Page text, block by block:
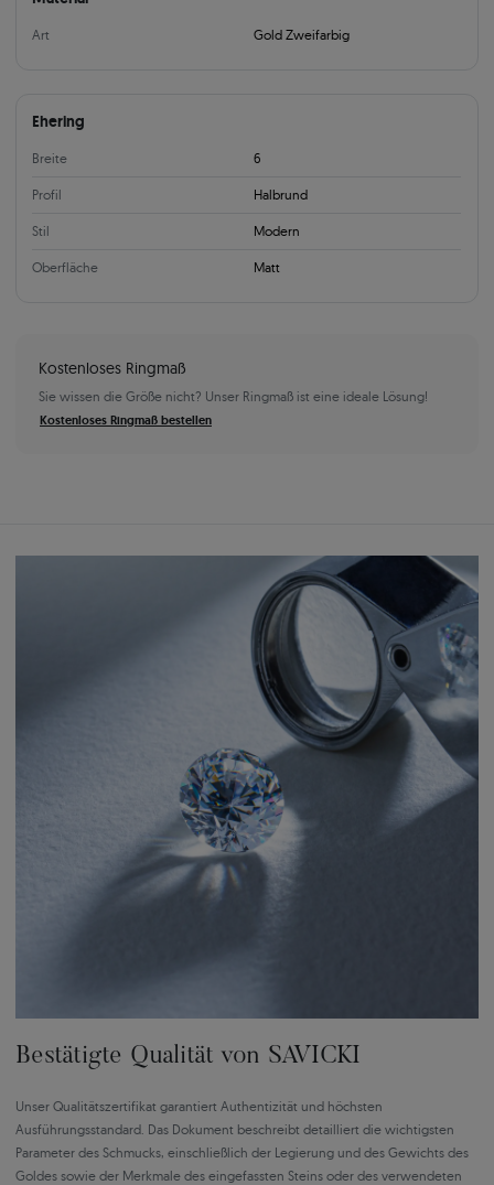
Art Gold Zweifarbig
Ehering
Breite 6
Profil Halbrund
Stil Modern
Oberfläche Matt
Kostenloses Ringmaß
Sie wissen die Größe nicht? Unser Ringmaß ist eine ideale Lösung!
Kostenloses Ringmaß bestellen
Bestätigte Qualität von SAVICKI
Unser Qualitätszertifikat garantiert Authentizität und höchsten
Ausführungsstandard. Das Dokument beschreibt detailliert die wichtigsten
Parameter des Schmucks, einschließlich der Legierung und des Gewichts des
Goldes sowie der Merkmale des eingefassten Steins oder des verwendeten